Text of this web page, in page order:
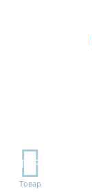
TOP
Товар